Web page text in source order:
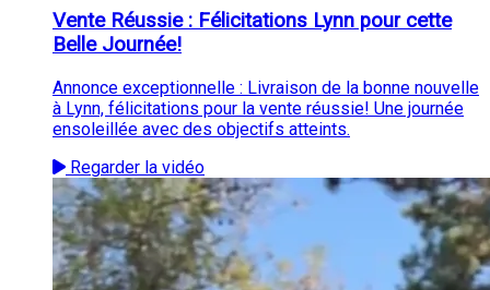
Vente Réussie : Félicitations Lynn pour cette
Belle Journée!
Annonce exceptionnelle : Livraison de la bonne nouvelle
à Lynn, félicitations pour la vente réussie! Une journée
ensoleillée avec des objectifs atteints.
Regarder la vidéo